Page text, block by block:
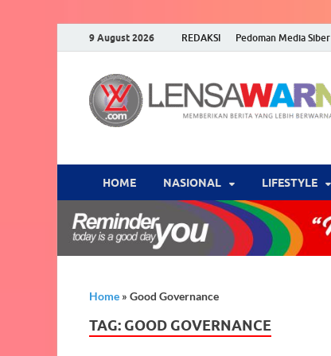
9 August 2026 REDAKSI Pedoman Media Siber
HOME NASIONAL ‎LIFESTYLE
Home » Good Governance
TAG: GOOD GOVERNANCE